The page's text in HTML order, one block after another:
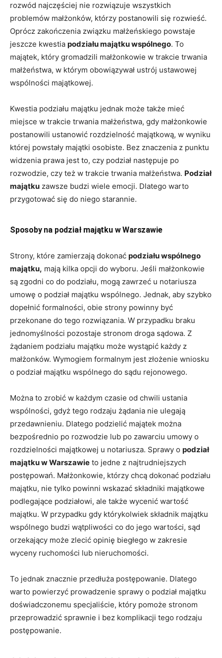
rozwód najczęściej nie rozwiązuje wszystkich
problemów małżonków, którzy postanowili się rozwieść.
Oprócz zakończenia związku małżeńskiego powstaje
jeszcze kwestia podziału majątku wspólnego. To
majątek, który gromadzili małżonkowie w trakcie trwania
małżeństwa, w którym obowiązywał ustrój ustawowej
wspólności majątkowej.
Kwestia podziału majątku jednak może także mieć
miejsce w trakcie trwania małżeństwa, gdy małżonkowie
postanowili ustanowić rozdzielność majątkową, w wyniku
której powstały majątki osobiste. Bez znaczenia z punktu
widzenia prawa jest to, czy podział następuje po
rozwodzie, czy też w trakcie trwania małżeństwa. Podział
majątku zawsze budzi wiele emocji. Dlatego warto
przygotować się do niego starannie.
Sposoby na podział majątku w Warszawie
Strony, które zamierzają dokonać podziału wspólnego
majątku, mają kilka opcji do wyboru. Jeśli małżonkowie
są zgodni co do podziału, mogą zawrzeć u notariusza
umowę o podział majątku wspólnego. Jednak, aby szybko
dopełnić formalności, obie strony powinny być
przekonane do tego rozwiązania. W przypadku braku
jednomyślności pozostaje stronom droga sądowa. Z
żądaniem podziału majątku może wystąpić każdy z
małżonków. Wymogiem formalnym jest złożenie wniosku
o podział majątku wspólnego do sądu rejonowego.
Można to zrobić w każdym czasie od chwili ustania
wspólności, gdyż tego rodzaju żądania nie ulegają
przedawnieniu. Dlatego podzielić majątek można
bezpośrednio po rozwodzie lub po zawarciu umowy o
rozdzielności majątkowej u notariusza. Sprawy o podział
majątku w Warszawie to jedne z najtrudniejszych
postępowań. Małżonkowie, którzy chcą dokonać podziału
majątku, nie tylko powinni wskazać składniki majątkowe
podlegające podziałowi, ale także wycenić wartość
majątku. W przypadku gdy którykolwiek składnik majątku
wspólnego budzi wątpliwości co do jego wartości, sąd
orzekający może zlecić opinię biegłego w zakresie
wyceny ruchomości lub nieruchomości.
To jednak znacznie przedłuża postępowanie. Dlatego
warto powierzyć prowadzenie sprawy o podział majątku
doświadczonemu specjaliście, który pomoże stronom
przeprowadzić sprawnie i bez komplikacji tego rodzaju
postępowanie.